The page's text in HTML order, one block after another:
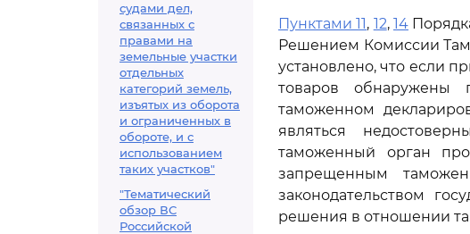
судами дел,
связанных с
правами на
земельные участки
отдельных
категорий земель,
изъятых из оборота
и ограниченных в
обороте, и с
использованием
таких участков"
"Тематический
обзор ВС
Российской
Пунктами 11, 12,14
Решением Комиссии
установлено, что если
товаров обнаружены
таможенном
являться
таможенный орган
запрещенным
законодательством
решения в отношении